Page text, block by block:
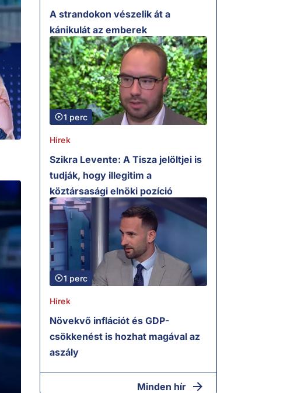
A strandokon vészelik át a
kánikulát az emberek
1 perc
Hírek
Szikra Levente: A Tisza jelöltjei is
tudják, hogy illegitim a
köztársasági elnöki pozíció
1 perc
Hírek
Növekvő inflációt és GDP-
csökkenést is hozhat magával az
aszály
Minden hír